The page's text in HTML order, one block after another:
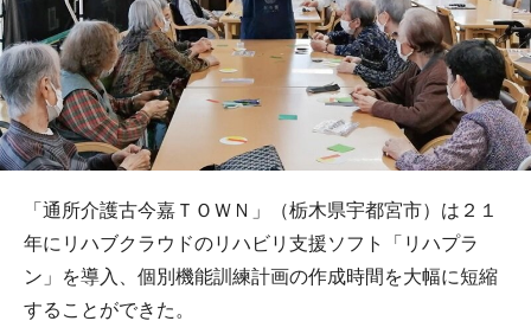
「通所介護古今嘉ＴＯＷＮ」（栃木県宇都宮市）は２１
年にリハブクラウドのリハビリ支援ソフト「リハプラ
ン」を導入、個別機能訓練計画の作成時間を大幅に短縮
することができた。